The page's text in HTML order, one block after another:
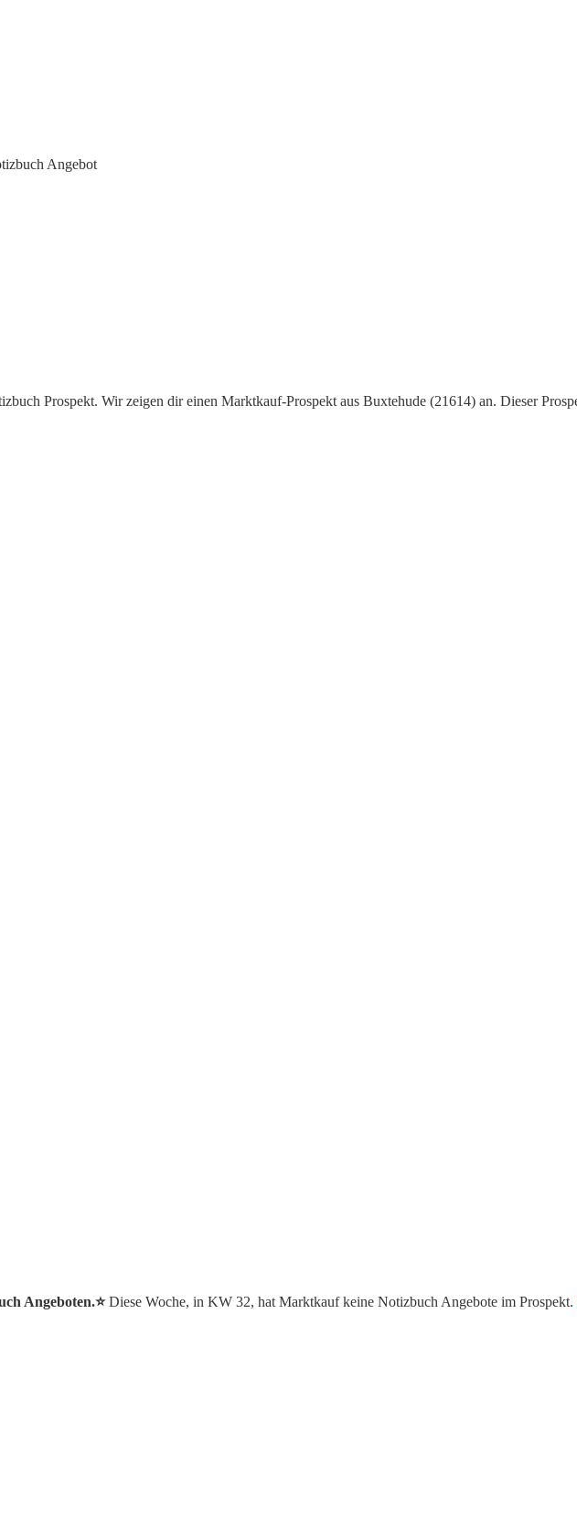
Angebot
Prospekt. Wir zeigen dir einen Marktkauf-Prospekt aus Buxtehude (21614) an. Dieser
Angeboten.⭐️Diese Woche, in KW 32, hat Marktkauf keine Notizbuch Angebote im Prospekt.